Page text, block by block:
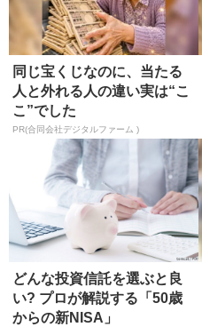
同じ宝くじなのに、当たる
人と外れる人の違い実は“こ
こ”でした
PR(合同会社デジタルファーム )
どんな投資信託を選ぶと良
い? プロが解説する「50歳
からの新NISA」